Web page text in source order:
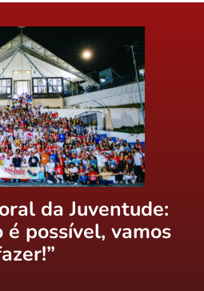
da Juventude:
possível, vamos